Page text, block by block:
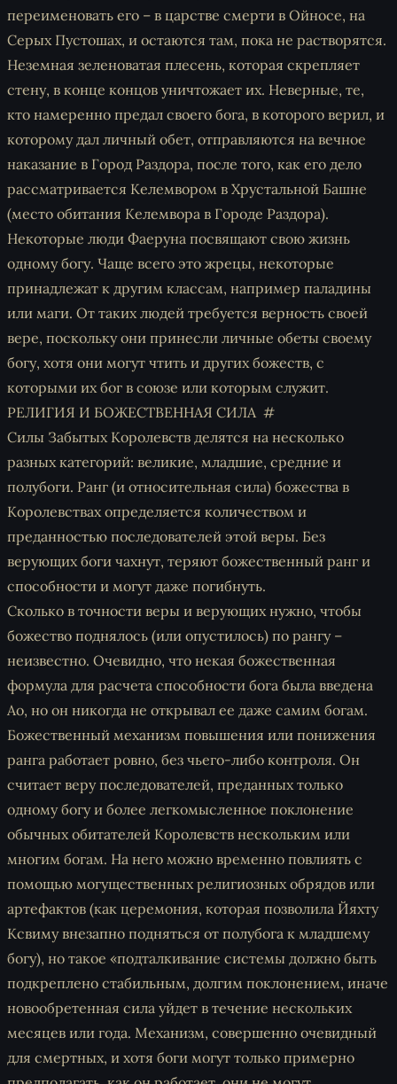
переименовать его – в царстве смерти в Ойносе, на
Серых Пустошах, и остаются там, пока не растворятся.
Неземная зеленоватая плесень, которая скрепляет
стену, в конце концов уничтожает их. Неверные, те,
кто намеренно предал своего бога, в которого верил, и
которому дал личный обет, отправляются на вечное
наказание в Город Раздора, после того, как его дело
рассматривается Келемвором в Хрустальной Башне
(место обитания Келемвора в Городе Раздора).
Некоторые люди Фаеруна посвящают свою жизнь
одному богу. Чаще всего это жрецы, некоторые
принадлежат к другим классам, например паладины
или маги. От таких людей требуется верность своей
вере, поскольку они принесли личные обеты своему
богу, хотя они могут чтить и других божеств, с
которыми их бог в союзе или которым служит.
РЕЛИГИЯ И БОЖЕСТВЕННАЯ СИЛА
Силы Забытых Королевств делятся на несколько
разных категорий: великие, младшие, средние и
полубоги. Ранг (и относительная сила) божества в
Королевствах определяется количеством и
преданностью последователей этой веры. Без
верующих боги чахнут, теряют божественный ранг и
способности и могут даже погибнуть.
Сколько в точности веры и верующих нужно, чтобы
божество поднялось (или опустилось) по рангу –
неизвестно. Очевидно, что некая божественная
формула для расчета способности бога была введена
Ао, но он никогда не открывал ее даже самим богам.
Божественный механизм повышения или понижения
ранга работает ровно, без чьего-либо контроля. Он
считает веру последователей, преданных только
одному богу и более легкомысленное поклонение
обычных обитателей Королевств нескольким или
многим богам. На него можно временно повлиять с
помощью могущественных религиозных обрядов или
артефактов (как церемония, которая позволила Йяхту
Ксвиму внезапно подняться от полубога к младшему
богу), но такое «подталкивание системы должно быть
подкреплено стабильным, долгим поклонением, иначе
новообретенная сила уйдет в течение нескольких
месяцев или года. Механизм, совершенно очевидный
для смертных, и хотя боги могут только примерно